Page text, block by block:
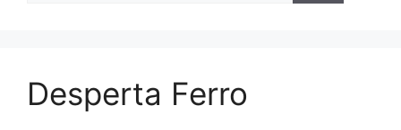
Desperta Ferro